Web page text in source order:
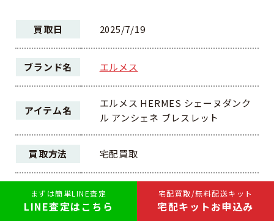
宅配買取/無料配送キット
宅配キットお申込み
まずは簡単LINE査定
LINE査定はこちら
買取日 2025/7/19
ブランド名 エルメス
アイテム名
エルメス HERMES シェーヌダンク
ル アンシェネ ブレスレット
買取方法 宅配買取
ランク AB